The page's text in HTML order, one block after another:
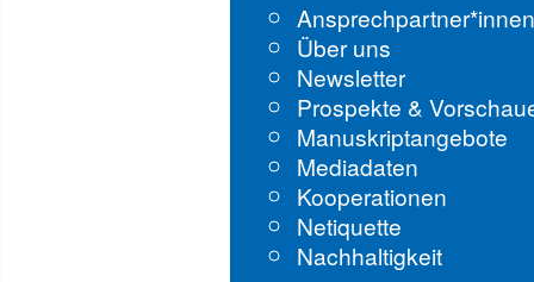
Über uns
Newsletter
Prospekte &
Manuskriptangebote
Mediadaten
Kooperationen
Netiquette
Nachhaltigkeit